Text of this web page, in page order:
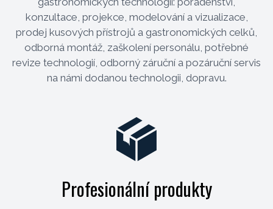
konzultace, projekce, modelování a vizualizace,
prodej kusových přístrojů a gastronomických celků,
odborná montáž, zaškolení personálu, potřebné
revize technologií, odborný záruční a pozáruční servis
na námi dodanou technologii, dopravu.
Profesionální produkty